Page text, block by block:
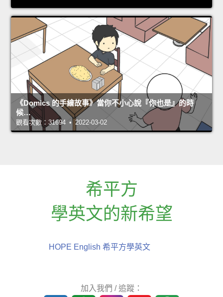
《Domics 的手繪故事》當你不小心說『你也是』的時
候…
觀看次數：31694 • 2022-03-02
希平方
學英文的新希望
HOPE English 希平方學英文
加入我們 / 追蹤：